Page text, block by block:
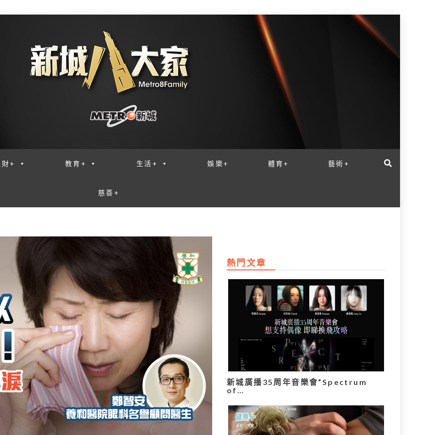
財+ 教育+ 生活+ 娛樂+ 體育+ 藝術+
慈善+
熱門文章
新城廣播35周年音樂會“Spectrum
of…